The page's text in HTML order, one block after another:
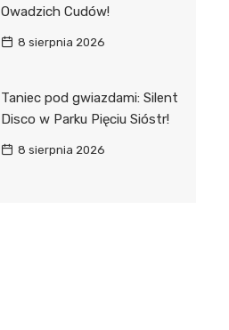
Owadzich Cudów!
8 sierpnia 2026
Taniec pod gwiazdami: Silent
Disco w Parku Pięciu Sióstr!
8 sierpnia 2026